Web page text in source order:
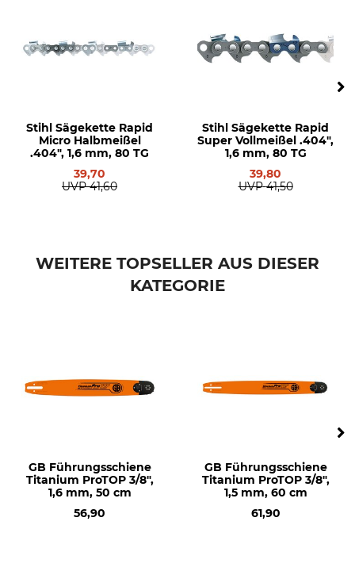
Hersteller-Artikel-Nr.
Treibglieder
Stihl Sägekette Rapid
Micro Halbmeißel
.404", 1,6 mm, 80 TG
39,70
UVP 41,60
Stihl Sägekette Rapid
Super Vollmeißel .404",
1,6 mm, 80 TG
39,80
UVP 41,50
WEITERE TOPSELLER AUS DIESER
KATEGORIE
GB Führungsschiene
Titanium ProTOP 3/8",
1,6 mm, 50 cm
56,90
GB Führungsschiene
Titanium ProTOP 3/8",
1,5 mm, 60 cm
61,90